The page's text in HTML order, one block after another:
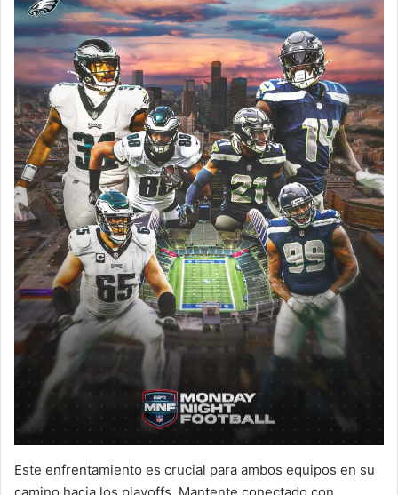
Este enfrentamiento es crucial para ambos equipos en su